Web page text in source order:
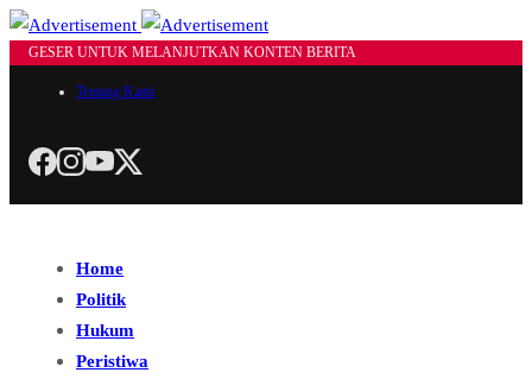
GESER UNTUK MELANJUTKAN KONTEN BERITA
Tentang Kami
Home
Politik
Hukum
Peristiwa